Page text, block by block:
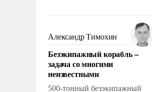
мужественным и твердым под
ударами судьбы, брать на себя
ответственность, помогать
слабым, идти вперед и
адаптироваться.
Александр Тимохин
Безэкипажный корабль –
задача со многими
неизвестными
500-тонный безэкипажный